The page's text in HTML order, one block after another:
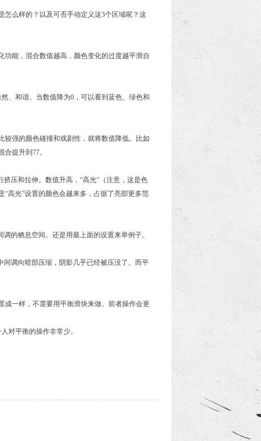
怎么样的？以及可否手动定义这3个区域呢？这
功能，混合数值越高，颜色变化的过度越平滑自
、和谐。当数值降为0，可以看到蓝色、绿色和
强的颜色碰撞和戏剧性，就将数值降低。比如
提升到77。
压和拉伸。数值升高，“高光”（注意，这是色
高光”设置的颜色会越来多，占据了亮部更多范
的栖息空间。还是用最上面的设置来举例子。
间调向暗部压缩，阴影几乎已经被压没了。而平
一样，不需要用平衡滑块来做。前者操作会更
对平衡的操作非常少。